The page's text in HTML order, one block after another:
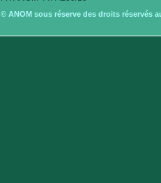
© ANOM sous réserve des droits réservés